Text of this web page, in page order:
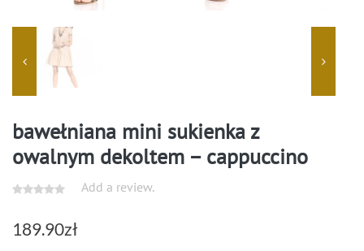
bawełniana mini sukienka z
owalnym dekoltem – cappuccino
Add a review.
189.90zł